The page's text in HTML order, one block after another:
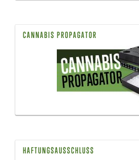
CANNABIS PROPAGATOR
HAFTUNGSAUSSCHLUSS